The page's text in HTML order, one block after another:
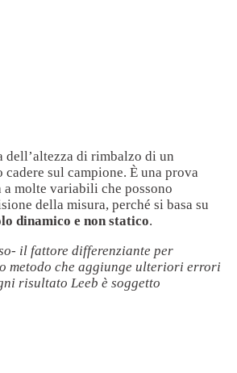
dell’altezza di rimbalzo di un
cadere sul campione. È una prova
a molte variabili che possono
della misura, perché si basa su
dinamico e non statico.
il fattore differenziante per
metodo che aggiunge ulteriori errori
risultato Leeb è soggetto